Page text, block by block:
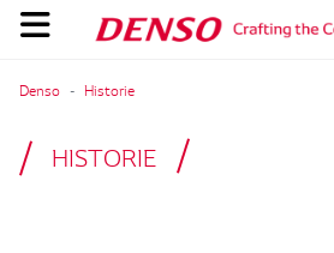
Denso Historie
HISTORIE